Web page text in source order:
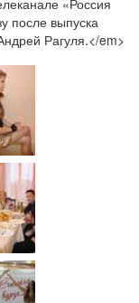
«Россия
после выпуска
Рагуля.</em>